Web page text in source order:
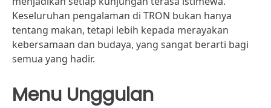
Keseluruhan pengalaman di TRON bukan hanya
tentang makan, tetapi lebih kepada merayakan
kebersamaan dan budaya, yang sangat berarti bagi
semua yang hadir.
Menu Unggulan